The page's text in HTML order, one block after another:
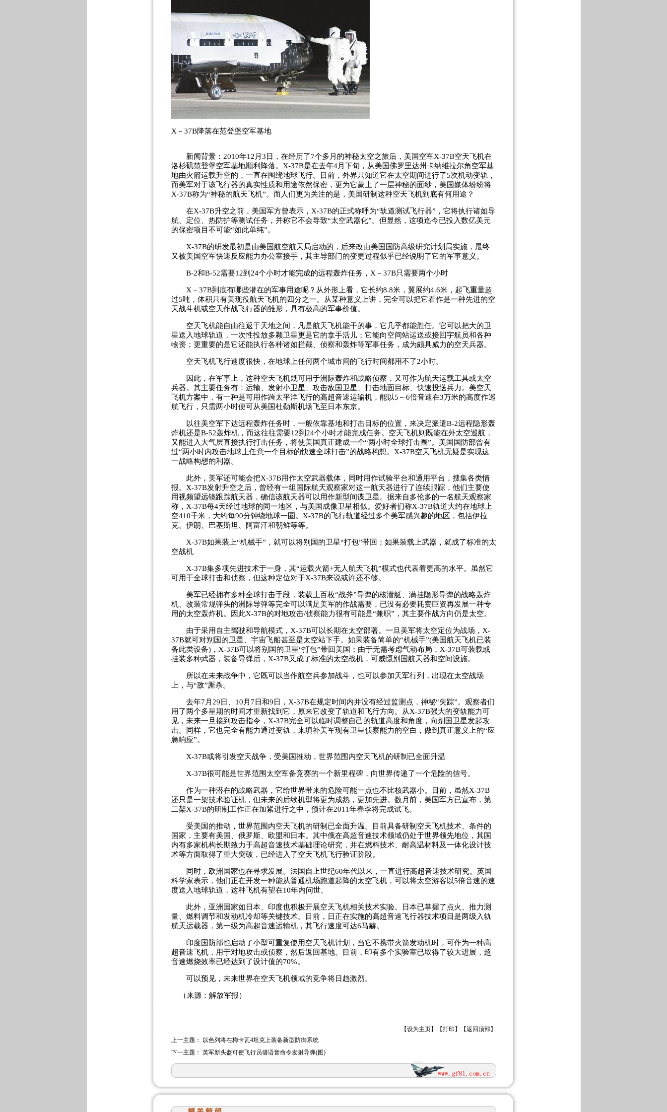
X－37B降落在范登堡空军基地
新闻背景：2010年12月3日，在经历了7个多月的神秘太空之旅后，美国空军X-37B空天飞机在
洛杉矶范登堡空军基地顺利降落。X-37B是在去年4月下旬，从美国佛罗里达州卡纳维拉尔角空军基
地由火箭运载升空的，一直在围绕地球飞行。目前，外界只知道它在太空期间进行了5次机动变轨，
而美军对于该飞行器的真实性质和用途依然保密，更为它蒙上了一层神秘的面纱，美国媒体纷纷将
X-37B称为“神秘的航天飞机”。而人们更为关注的是，美国研制这种空天飞机到底有何用途？
在X-37B升空之前，美国军方曾表示，X-37B的正式称呼为“轨道测试飞行器”，它将执行诸如导
航、定位、热防护等测试任务，并称它不会导致“太空武器化”。但显然，这项迄今已投入数亿美元
的保密项目不可能“如此单纯”。
X-37B的研发最初是由美国航空航天局启动的，后来改由美国国防高级研究计划局实施，最终
又被美国空军快速反应能力办公室接手，其主导部门的变更过程似乎已经说明了它的军事意义。
B-2和B-52需要12到24个小时才能完成的远程轰炸任务，X－37B只需要两个小时
X－37B到底有哪些潜在的军事用途呢？从外形上看，它长约8.8米，翼展约4.6米，起飞重量超
过5吨，体积只有美现役航天飞机的四分之一。从某种意义上讲，完全可以把它看作是一种先进的空
天战斗机或空天作战飞行器的雏形，具有极高的军事价值。
空天飞机能自由往返于天地之间，凡是航天飞机能干的事，它几乎都能胜任。它可以把大的卫
星送入地球轨道，一次性投放多颗卫星更是它的拿手活儿；它能向空间站运送或接回宇航员和各种
物资；更重要的是它还能执行各种诸如拦截、侦察和轰炸等军事任务，成为颇具威力的空天兵器。
空天飞机飞行速度很快，在地球上任何两个城市间的飞行时间都用不了2小时。
因此，在军事上，这种空天飞机既可用于洲际轰炸和战略侦察，又可作为航天运载工具或太空
兵器。其主要任务有：运输、发射小卫星、攻击敌国卫星、打击地面目标、快速投送兵力。美空天
飞机方案中，有一种是可用作跨太平洋飞行的高超音速运输机，能以5～6倍音速在3万米的高度作巡
航飞行，只需两小时便可从美国杜勒斯机场飞至日本东京。
以往美空军下达远程轰炸任务时，一般依靠基地和打击目标的位置，来决定派遣B-2远程隐形轰
炸机还是B-52轰炸机，而这往往需要12到24个小时才能完成任务。空天飞机则既能在外太空巡航，
又能进入大气层直接执行打击任务，将使美国真正建成一个“两小时全球打击圈”。美国国防部曾有
过“两小时内攻击地球上任意一个目标的快速全球打击”的战略构想。X-37B空天飞机无疑是实现这
一战略构想的利器。
此外，美军还可能会把X-37B用作太空武器载体，同时用作试验平台和通用平台，搜集各类情
报。X-37B发射升空之后，曾经有一组国际航天观察家对这一航天器进行了连续跟踪，他们主要使
用视频望远镜跟踪航天器，确信该航天器可以用作新型间谍卫星。据来自多伦多的一名航天观察家
称，X-37B每4天经过地球的同一地区，与美国成像卫星相似。爱好者们称X-37B轨道大约在地球上
空410千米，大约每90分钟绕地球一圈。X-37B的飞行轨道经过多个美军感兴趣的地区，包括伊拉
克、伊朗、巴基斯坦、阿富汗和朝鲜等等。
X-37B如果装上“机械手”，就可以将别国的卫星“打包”带回；如果装载上武器，就成了标准的太
空战机
X-37B集多项先进技术于一身，其“运载火箭+无人航天飞机”模式也代表着更高的水平。虽然它
可用于全球打击和侦察，但这种定位对于X-37B来说或许还不够。
美军已经拥有多种全球打击手段，装载上百枚“战斧”导弹的核潜艇、满挂隐形导弹的战略轰炸
机、改装常规弹头的洲际导弹等完全可以满足美军的作战需要，已没有必要耗费巨资再发展一种专
用的太空轰炸机。因此X-37B的对地攻击/侦察能力很有可能是“兼职”，其主要作战方向仍是太空。
由于采用自主驾驶和导航模式，X-37B可以长期在太空部署。一旦美军将太空定位为战场，X-
37B就可对别国的卫星、宇宙飞船甚至是太空站下手。如果装备简单的“机械手”(美国航天飞机已装
备此类设备)，X-37B可以将别国的卫星“打包”带回美国；由于无需考虑气动布局，X-37B可装载或
挂装多种武器，装备导弹后，X-37B又成了标准的太空战机，可威慑别国航天器和空间设施。
所以在未来战争中，它既可以当作航空兵参加战斗，也可以参加天军行列，出现在太空战场
上，与“敌”厮杀。
去年7月29日、10月7日和9日，X-37B在规定时间内并没有经过监测点，神秘“失踪”。观察者们
用了两个多星期的时间才重新找到它，原来它改变了轨道和飞行方向。从X-37B强大的变轨能力可
见，未来一旦接到攻击指令，X-37B完全可以临时调整自己的轨道高度和角度，向别国卫星发起攻
击。同样，它也完全有能力通过变轨，来填补美军现有卫星侦察能力的空白，做到真正意义上的“应
急响应”。
X-37B或将引发空天战争，受美国推动，世界范围内空天飞机的研制已全面升温
X-37B很可能是世界范围太空军备竞赛的一个新里程碑，向世界传递了一个危险的信号。
作为一种潜在的战略武器，它给世界带来的危险可能一点也不比核武器小。目前，虽然X-37B
还只是一架技术验证机，但未来的后续机型将更为成熟，更加先进。数月前，美国军方已宣布，第
二架X-37B的研制工作正在加紧进行之中，预计在2011年春季将完成试飞。
受美国的推动，世界范围内空天飞机的研制已全面升温。目前具备研制空天飞机技术、条件的
国家，主要有美国、俄罗斯、欧盟和日本。其中俄在高超音速技术领域仍处于世界领先地位，其国
内有多家机构长期致力于高超音速技术基础理论研究，并在燃料技术、耐高温材料及一体化设计技
术等方面取得了重大突破，已经进入了空天飞机飞行验证阶段。
同时，欧洲国家也在寻求发展。法国自上世纪60年代以来，一直进行高超音速技术研究。英国
科学家表示，他们正在开发一种能从普通机场跑道起降的太空飞机，可以将太空游客以5倍音速的速
度送入地球轨道，这种飞机有望在10年内问世。
此外，亚洲国家如日本、印度也积极开展空天飞机相关技术实验。日本已掌握了点火、推力测
量、燃料调节和发动机冷却等关键技术。目前，日正在实施的高超音速飞行器技术项目是两级入轨
航天运载器，第一级为高超音速运输机，其飞行速度可达6马赫。
印度国防部也启动了小型可重复使用空天飞机计划，当它不携带火箭发动机时，可作为一种高
超音速飞机，用于对地攻击或侦察，然后返回基地。目前，印有多个实验室已取得了较大进展，超
音速燃烧效率已经达到了设计值的70%。
可以预见，未来世界在空天飞机领域的竞争将日趋激烈。
（来源：解放军报）
【设为主页】【打印 】【返回顶部】
上一主题：
以色列将在梅卡瓦4坦克上装备新型防御系统
下一主题： 英军新头盔可使飞行员借语音命令发射导弹(图)